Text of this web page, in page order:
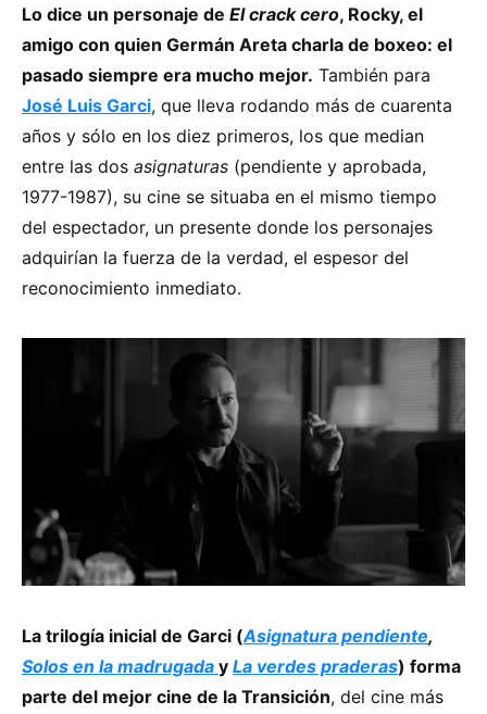
Lo dice un personaje de El crack cero, Rocky, el
amigo con quien Germán Areta charla de boxeo: el
pasado siempre era mucho mejor. También para
José Luis Garci, que lleva rodando más de cuarenta
años y sólo en los diez primeros, los que median
entre las dos asignaturas (pendiente y aprobada,
1977-1987), su cine se situaba en el mismo tiempo
del espectador, un presente donde los personajes
adquirían la fuerza de la verdad, el espesor del
reconocimiento inmediato.
La trilogía inicial de Garci (Asignatura pendiente,
Solos en la madrugada y La verdes praderas) forma
parte del mejor cine de la Transición, del cine más